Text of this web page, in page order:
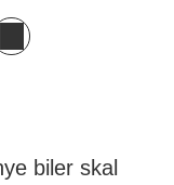
biler skal